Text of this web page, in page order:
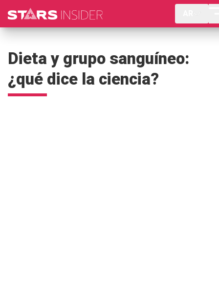
Dieta y grupo sanguíneo:
¿qué dice la ciencia?